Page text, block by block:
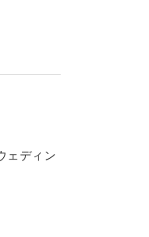
ェディン